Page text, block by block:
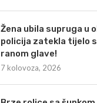
Žena ubila supruga u
policija zatekla tijelo
ranom glave!
7 kolovoza, 2026